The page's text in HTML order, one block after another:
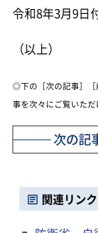
令和8年3月9日
（以上）
◎下の［次の記事］［
事を次々にご覧いただ
次の記
関連リンク